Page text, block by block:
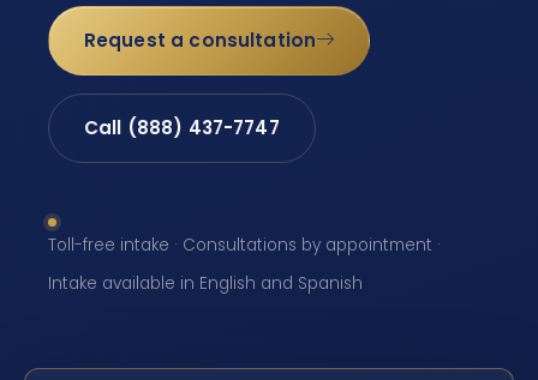
Request a consultation
Call (888) 437-7747
Toll-free intake · Consultations by appointment ·
Intake available in English and Spanish